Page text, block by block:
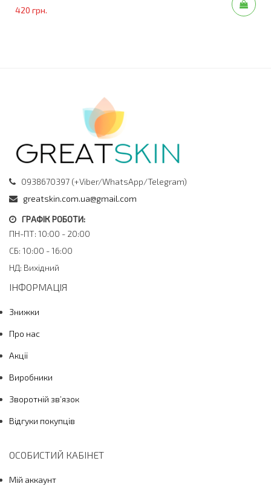
При виникненні сильних реакцій звертайтеся до
Уникати контакту з очима, носом та ротовою
порожниною; при попаданні промити теплою
Використовуйте сонцезахисні засоби з SPF 15 і
більше під час лікування
Тривалість лікування — 3-4 місяці, повторний
Лікування повинно здійснюватися під наглядом
лікаря
При опіках чи пошкодженнях шкіри тимчасово
При випадковому проковтуванні — терміново
зверніться за медичною допомогою
Термін придатності
36 місяців
420 грн.
0938670397 (+Viber/WhatsApp/Telegram)
greatskin.com.ua@gmail.com
ГРАФІК РОБОТИ:
ПН-ПТ: 10:00 - 20:00
СБ: 10:00 - 16:00
НД: Вихідний
ІНФОРМАЦІЯ
Знижки
Про нас
Акції
Виробники
Зворотній зв’язок
Відгуки покупців
ОСОБИСТИЙ КАБІНЕТ
Мій аккаунт